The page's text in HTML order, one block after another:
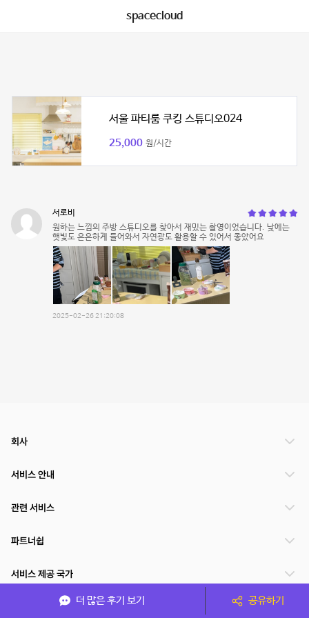
spacecloud
서울 파티룸 쿠킹 스튜디오024
25,000 원/시간
서로비
원하는 느낌의 주방 스튜디오를 찾아서 재밌는 촬영이었습니다. 낮에는
햇빛도 은은하게 들어와서 자연광도 활용할 수 있어서 좋았어요
2025-02-26 21:20:08
더 많은 후기 보기 공유하기
회사
서비스 안내
관련 서비스
파트너쉽
서비스 제공 국가